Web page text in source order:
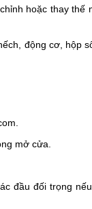
hoặc thay
động cơ, hộp
mở cửa.
đầu đối trọng